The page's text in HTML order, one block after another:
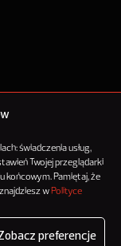
świadczenia usług,
Twojej przeglądarki
końcowym. Pamiętaj, że
w Polityce
preferencje